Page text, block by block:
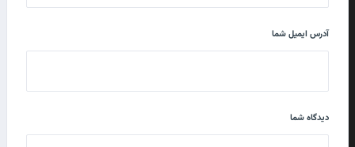
آدرس ایمیل شما
دیدگاه شما